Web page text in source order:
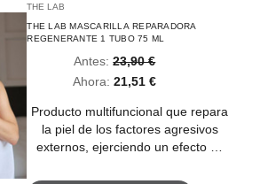
THE LAB
THE LAB MASCARILLA REPARADORA
REGENERANTE 1 TUBO 75 ML
Ahora: 21,51 €
Antes: 23,90 €
Producto multifuncional que repara
la piel de los factores agresivos
externos, ejerciendo un efecto …